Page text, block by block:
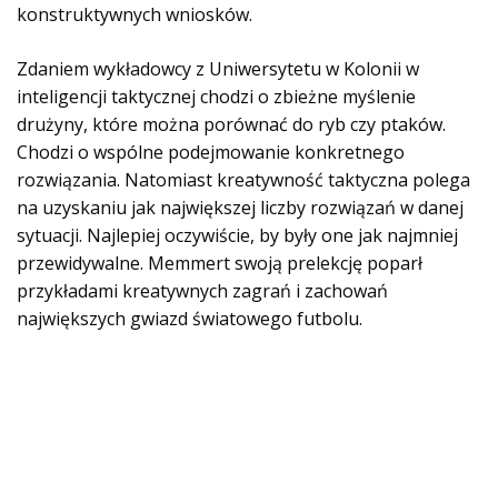
konstruktywnych wniosków.
Zdaniem wykładowcy z Uniwersytetu w Kolonii w
inteligencji taktycznej chodzi o zbieżne myślenie
drużyny, które można porównać do ryb czy ptaków.
Chodzi o wspólne podejmowanie konkretnego
rozwiązania. Natomiast kreatywność taktyczna polega
na uzyskaniu jak największej liczby rozwiązań w danej
sytuacji. Najlepiej oczywiście, by były one jak najmniej
przewidywalne. Memmert swoją prelekcję poparł
przykładami kreatywnych zagrań i zachowań
największych gwiazd światowego futbolu.